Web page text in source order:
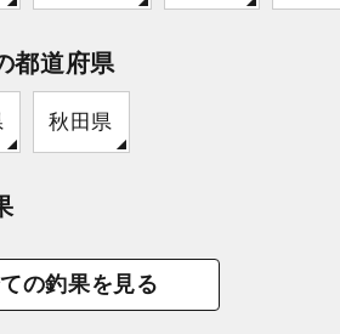
都道府県
秋田県
の釣果を見る